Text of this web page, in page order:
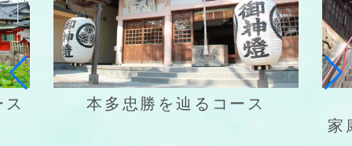
本多忠勝を辿るコース
家